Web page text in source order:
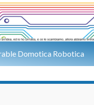
Domotica Robotica